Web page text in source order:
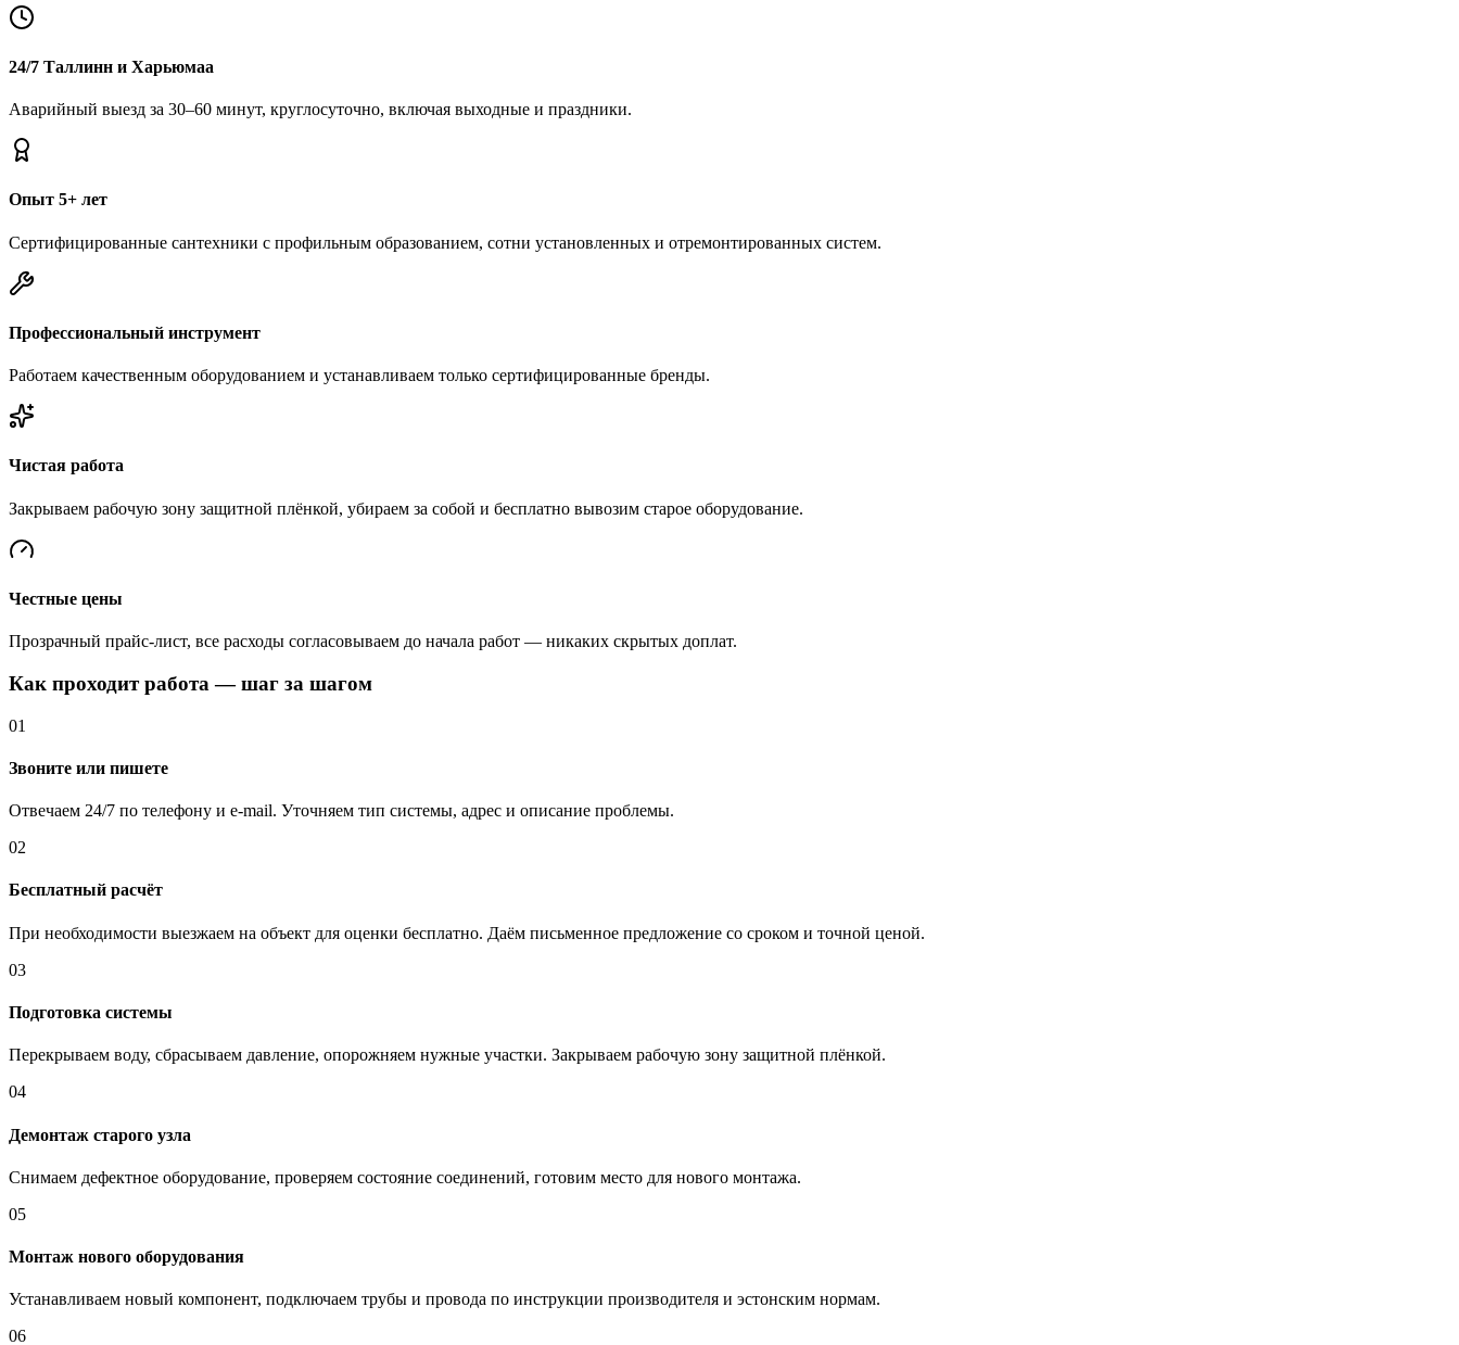
24/7 Таллинн и Харьюмаа
Аварийный выезд за 30–60 минут, круглосуточно, включая выходные и праздники.
Опыт 5+ лет
Сертифицированные сантехники с профильным образованием, сотни установленных и отремонтированных систем.
Профессиональный инструмент
Работаем качественным оборудованием и устанавливаем только сертифицированные бренды.
Чистая работа
Закрываем рабочую зону защитной плёнкой, убираем за собой и бесплатно вывозим старое оборудование.
Честные цены
Прозрачный прайс-лист, все расходы согласовываем до начала работ — никаких скрытых доплат.
Как проходит работа — шаг за шагом
01
Звоните или пишете
Отвечаем 24/7 по телефону и e-mail. Уточняем тип системы, адрес и описание проблемы.
02
Бесплатный расчёт
При необходимости выезжаем на объект для оценки бесплатно. Даём письменное предложение со сроком и точной ценой.
03
Подготовка системы
Перекрываем воду, сбрасываем давление, опорожняем нужные участки. Закрываем рабочую зону защитной плёнкой.
04
Демонтаж старого узла
Снимаем дефектное оборудование, проверяем состояние соединений, готовим место для нового монтажа.
05
Монтаж нового оборудования
Устанавливаем новый компонент, подключаем трубы и провода по инструкции производителя и эстонским нормам.
06